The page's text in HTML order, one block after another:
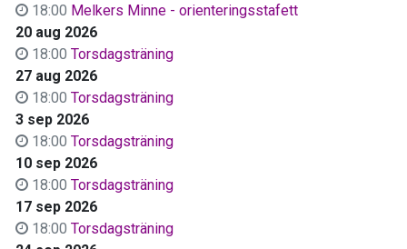
18:00 Melkers Minne - orienteringsstafett
20 aug 2026
18:00 Torsdagsträning
27 aug 2026
18:00 Torsdagsträning
3 sep 2026
18:00 Torsdagsträning
10 sep 2026
18:00 Torsdagsträning
17 sep 2026
18:00 Torsdagsträning